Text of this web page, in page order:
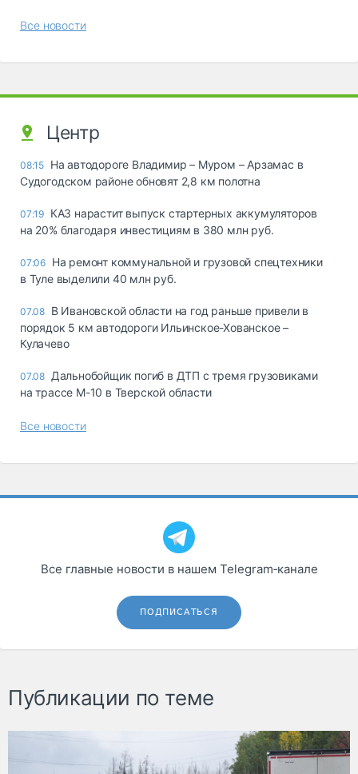
Все новости
Центр
08:15 На автодороге Владимир – Муром – Арзамас в
Судогодском районе обновят 2,8 км полотна
07:19 КАЗ нарастит выпуск стартерных аккумуляторов
на 20% благодаря инвестициям в 380 млн руб.
07:06 На ремонт коммунальной и грузовой спецтехники
в Туле выделили 40 млн руб.
07.08 В Ивановской области на год раньше привели в
порядок 5 км автодороги Ильинское-Хованское –
Кулачево
07.08 Дальнобойщик погиб в ДТП с тремя грузовиками
на трассе М-10 в Тверской области
Все новости
Все главные новости в нашем Telegram‑канале
ПОДПИСАТЬСЯ
Публикации по теме